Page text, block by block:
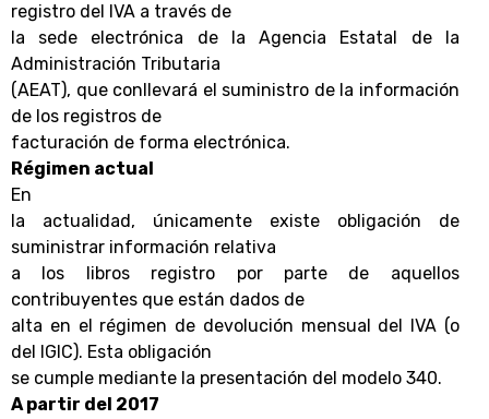
registro del IVA a través de
la sede electrónica de la Agencia Estatal de la
Administración Tributaria
(AEAT), que conllevará el suministro de la información
de los registros de
facturación de forma electrónica.
Régimen actual
En
la actualidad, únicamente existe obligación de
suministrar información relativa
a los libros registro por parte de aquellos
contribuyentes que están dados de
alta en el régimen de devolución mensual del IVA (o
del IGIC). Esta obligación
se cumple mediante la presentación del modelo 340.
A partir del 2017